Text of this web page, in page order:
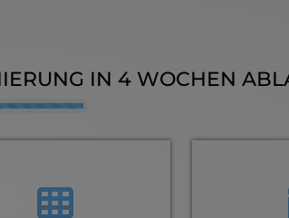
IN 4 WOCHEN